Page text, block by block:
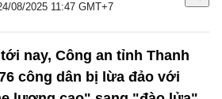
08/2025 11:47 GMT+7
nay, Công an tỉnh Thanh
công dân bị lừa đảo với